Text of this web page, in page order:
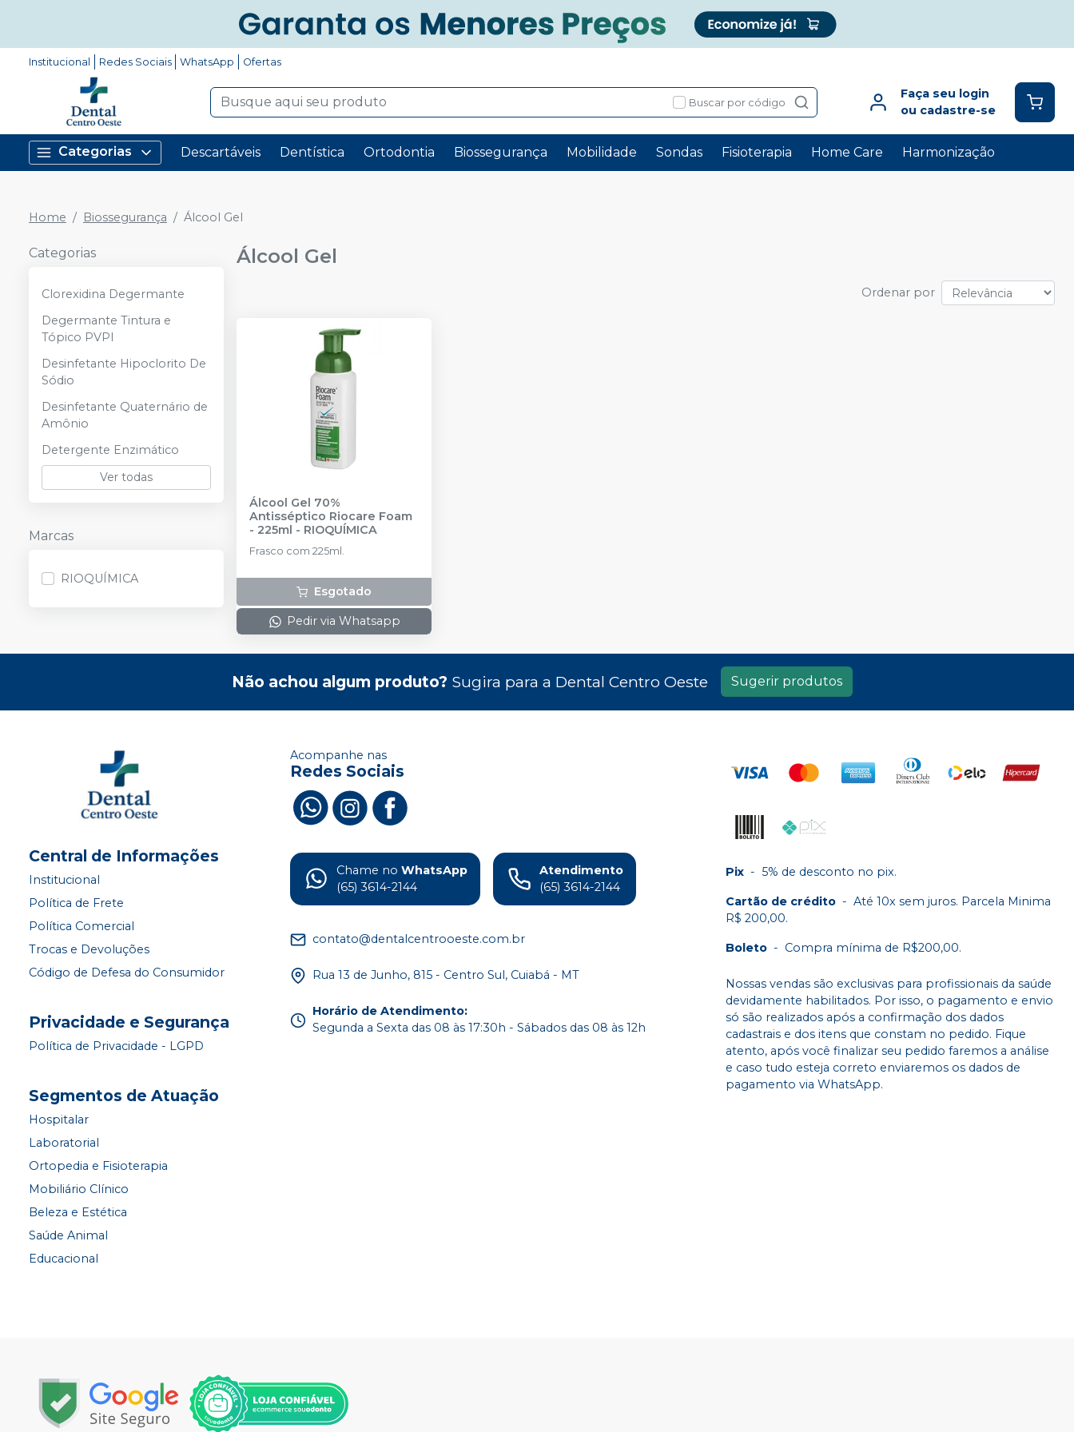
Institucional Redes Sociais WhatsApp Ofertas
Buscar por código
Faça seu login
ou cadastre-se
Categorias Descartáveis Dentística Ortodontia Biossegurança Mobilidade Sondas Fisioterapia Home Care Harmonização
Home Biossegurança Álcool Gel
Categorias
Clorexidina Degermante
Degermante Tintura e
Tópico PVPI
Desinfetante Hipoclorito De
Sódio
Desinfetante Quaternário de
Amônio
Detergente Enzimático
Ver todas
Marcas
RIOQUÍMICA
Álcool Gel
Ordenar por
Álcool Gel 70%
Antisséptico Riocare Foam
- 225ml - RIOQUÍMICA
Frasco com 225ml.
Esgotado
Pedir via Whatsapp
Não achou algum produto? Sugira para a Dental Centro Oeste Sugerir produtos
Central de Informações
Institucional
Política de Frete
Política Comercial
Trocas e Devoluções
Código de Defesa do Consumidor
Privacidade e Segurança
Política de Privacidade - LGPD
Segmentos de Atuação
Hospitalar
Laboratorial
Ortopedia e Fisioterapia
Mobiliário Clínico
Beleza e Estética
Saúde Animal
Educacional
Acompanhe nas
Redes Sociais
Chame no WhatsApp
(65) 3614-2144
Atendimento
(65) 3614-2144
contato@dentalcentrooeste.com.br
Rua 13 de Junho, 815 - Centro Sul, Cuiabá - MT
Horário de Atendimento:
Segunda a Sexta das 08 às 17:30h - Sábados das 08 às 12h
Pix - 5% de desconto no pix.
Cartão de crédito - Até 10x sem juros. Parcela Minima
R$ 200,00.
Boleto - Compra mínima de R$200,00.
Nossas vendas são exclusivas para profissionais da saúde
devidamente habilitados. Por isso, o pagamento e envio
só são realizados após a confirmação dos dados
cadastrais e dos itens que constam no pedido. Fique
atento, após você finalizar seu pedido faremos a análise
e caso tudo esteja correto enviaremos os dados de
pagamento via WhatsApp.